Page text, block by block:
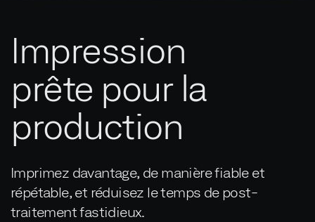
Impression
prête pour la
production
Imprimez davantage, de manière fiable et
répétable, et réduisez le temps de post-
traitement fastidieux.